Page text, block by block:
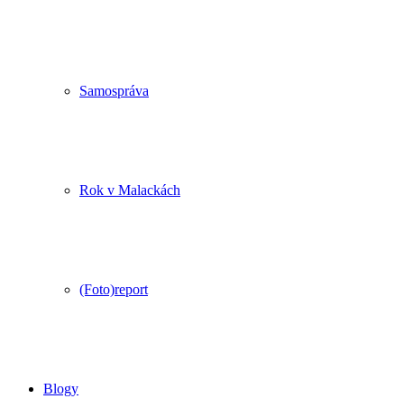
Samospráva
Rok v Malackách
(Foto)report
Blogy